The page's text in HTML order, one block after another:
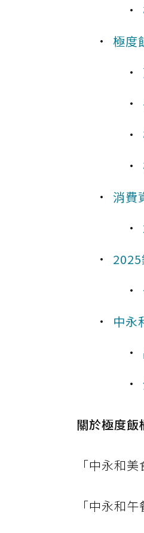
極度
消費
中永
關於極度飯
「中永和
「中永和午